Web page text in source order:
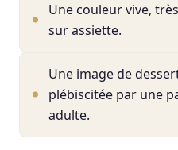
Une couleur vive,
sur assiette.
Une image de
plébiscitée par une
adulte.